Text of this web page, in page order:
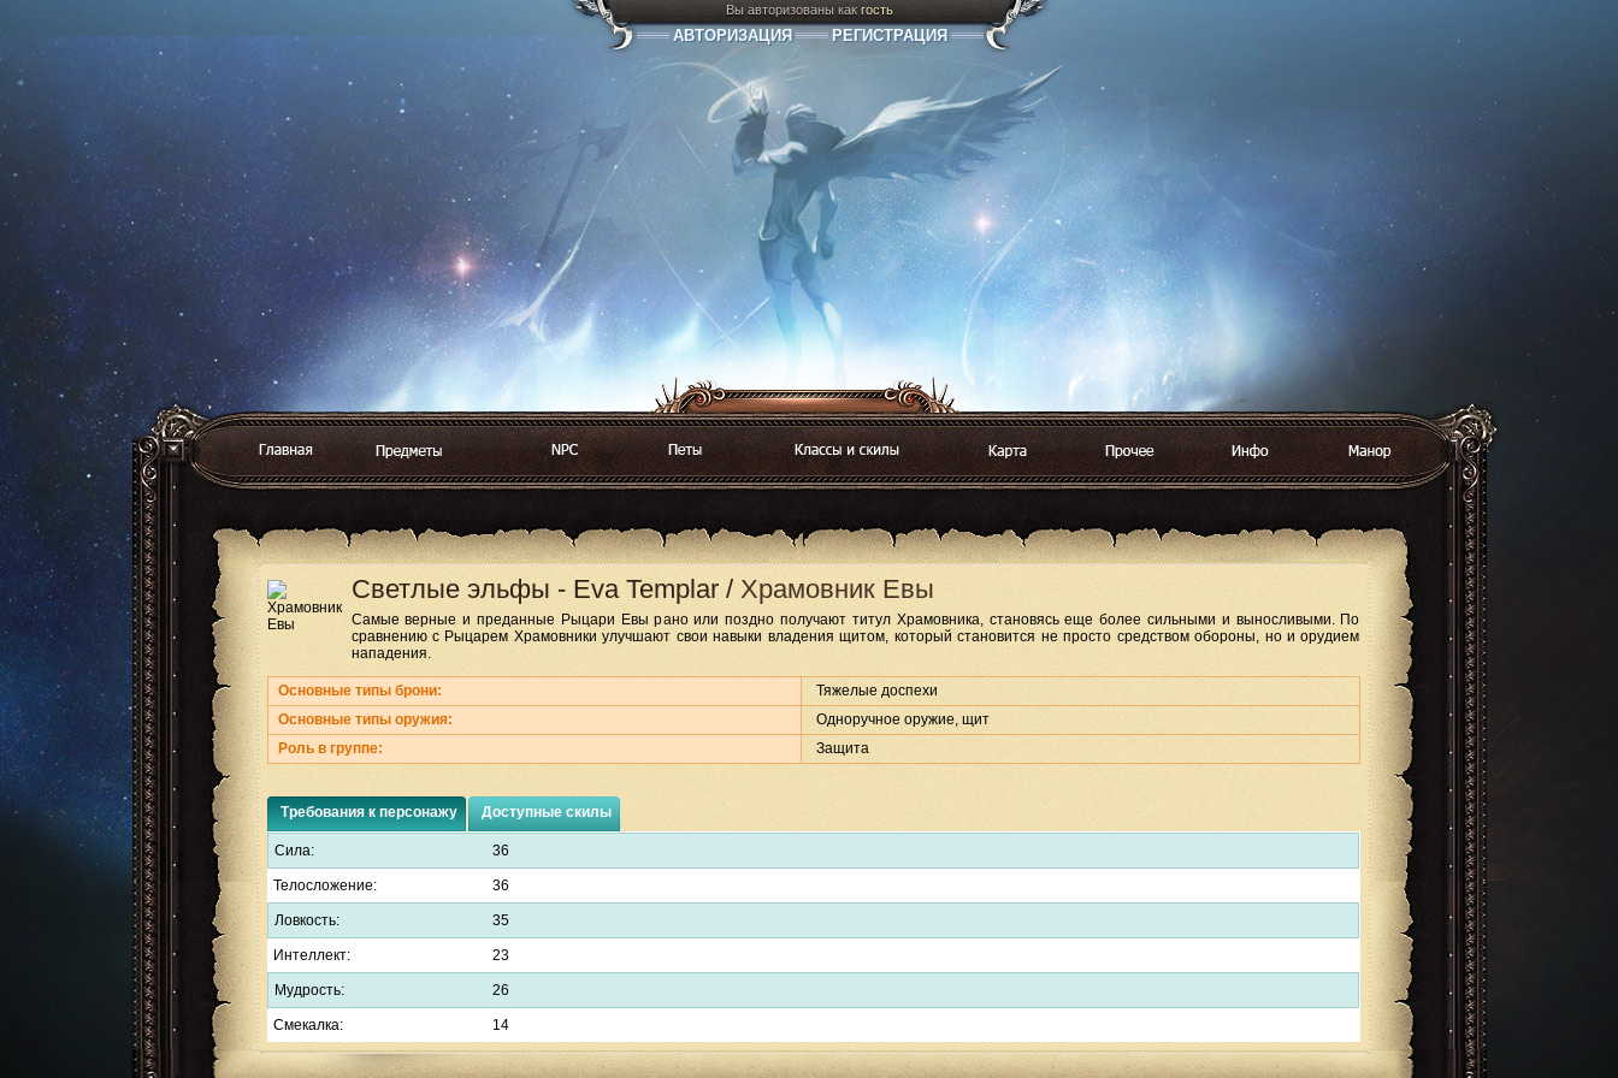
Вы авторизованы как гость
АВТОРИЗАЦИЯ РЕГИСТРАЦИЯ
Светлые эльфы - Eva Templar/ Храмовник Евы
Самые верные и преданные Рыцари Евы рано или поздно получают титул Храмовника, становясь еще более сильными и выносливыми. По
сравнению с Рыцарем Храмовники улучшают свои навыки владения щитом, который становится не просто средством обороны, но и орудием
нападения.
Основные типы брони:
Тяжелые доспехи
Основные типы оружия:
Одноручное оружие, щит
Роль в группе:
Защита
Требования к персонажу Доступные скилы
Сила: 36
Телосложение: 36
Ловкость: 35
Интеллект: 23
Мудрость: 26
Смекалка: 14